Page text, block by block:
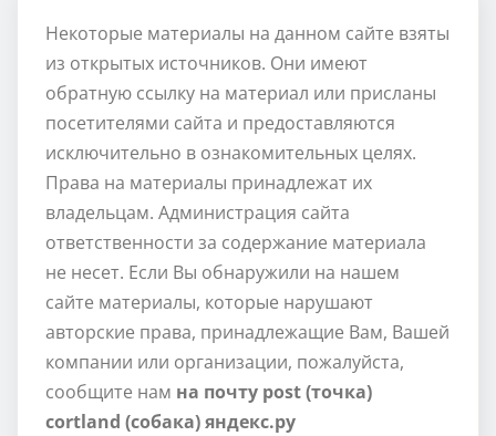
Некоторые материалы на данном сайте взяты
из открытых источников. Они имеют
обратную ссылку на материал или присланы
посетителями сайта и предоставляются
исключительно в ознакомительных целях.
Права на материалы принадлежат их
владельцам. Администрация сайта
ответственности за содержание материала
не несет. Если Вы обнаружили на нашем
сайте материалы, которые нарушают
авторские права, принадлежащие Вам, Вашей
компании или организации, пожалуйста,
сообщите нам на почту post (точка)
cortland (собака) яндекс.ру